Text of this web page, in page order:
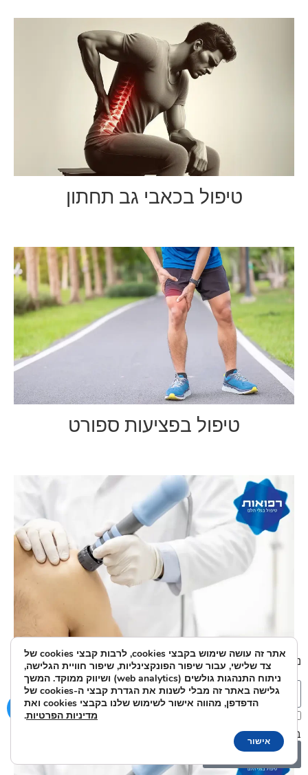
טיפול בכאבי גב תחתון
טיפול בפציעות ספורט
כאבי כתפיים
נשמח לענות על כל שאלה או בקשה:
אני מאשר/ת את מסירת הפרטים מרצוני החופשי והשימוש
בהם כדי ליצור איתי קשר ואת
שלח
אתר זה עושה שימוש בקבצי cookies, לרבות קבצי cookies של
צד שלישי, עבור שיפור הפונקצינליות, שיפור חוויית הגלישה,
ניתוח התנהגות גולשים (web analytics) ושיווק ממוקד. המשך
גלישה באתר זה מבלי לשנות את הגדרת קבצי ה-cookies של
הדפדפן, מהווה אישור לשימוש שלנו בקבצי cookies ואת
מדיניות הפרטיות.
אישור